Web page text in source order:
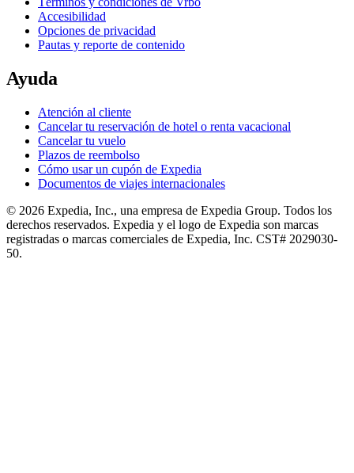
Accesibilidad
Opciones de privacidad
Pautas y reporte de contenido
Ayuda
Atención al cliente
Cancelar tu reservación de hotel o renta vacacional
Cancelar tu vuelo
Plazos de reembolso
Cómo usar un cupón de Expedia
Documentos de viajes internacionales
© 2026 Expedia, Inc., una empresa de Expedia Group. Todos los
derechos reservados. Expedia y el logo de Expedia son marcas
registradas o marcas comerciales de Expedia, Inc. CST# 2029030-
50.